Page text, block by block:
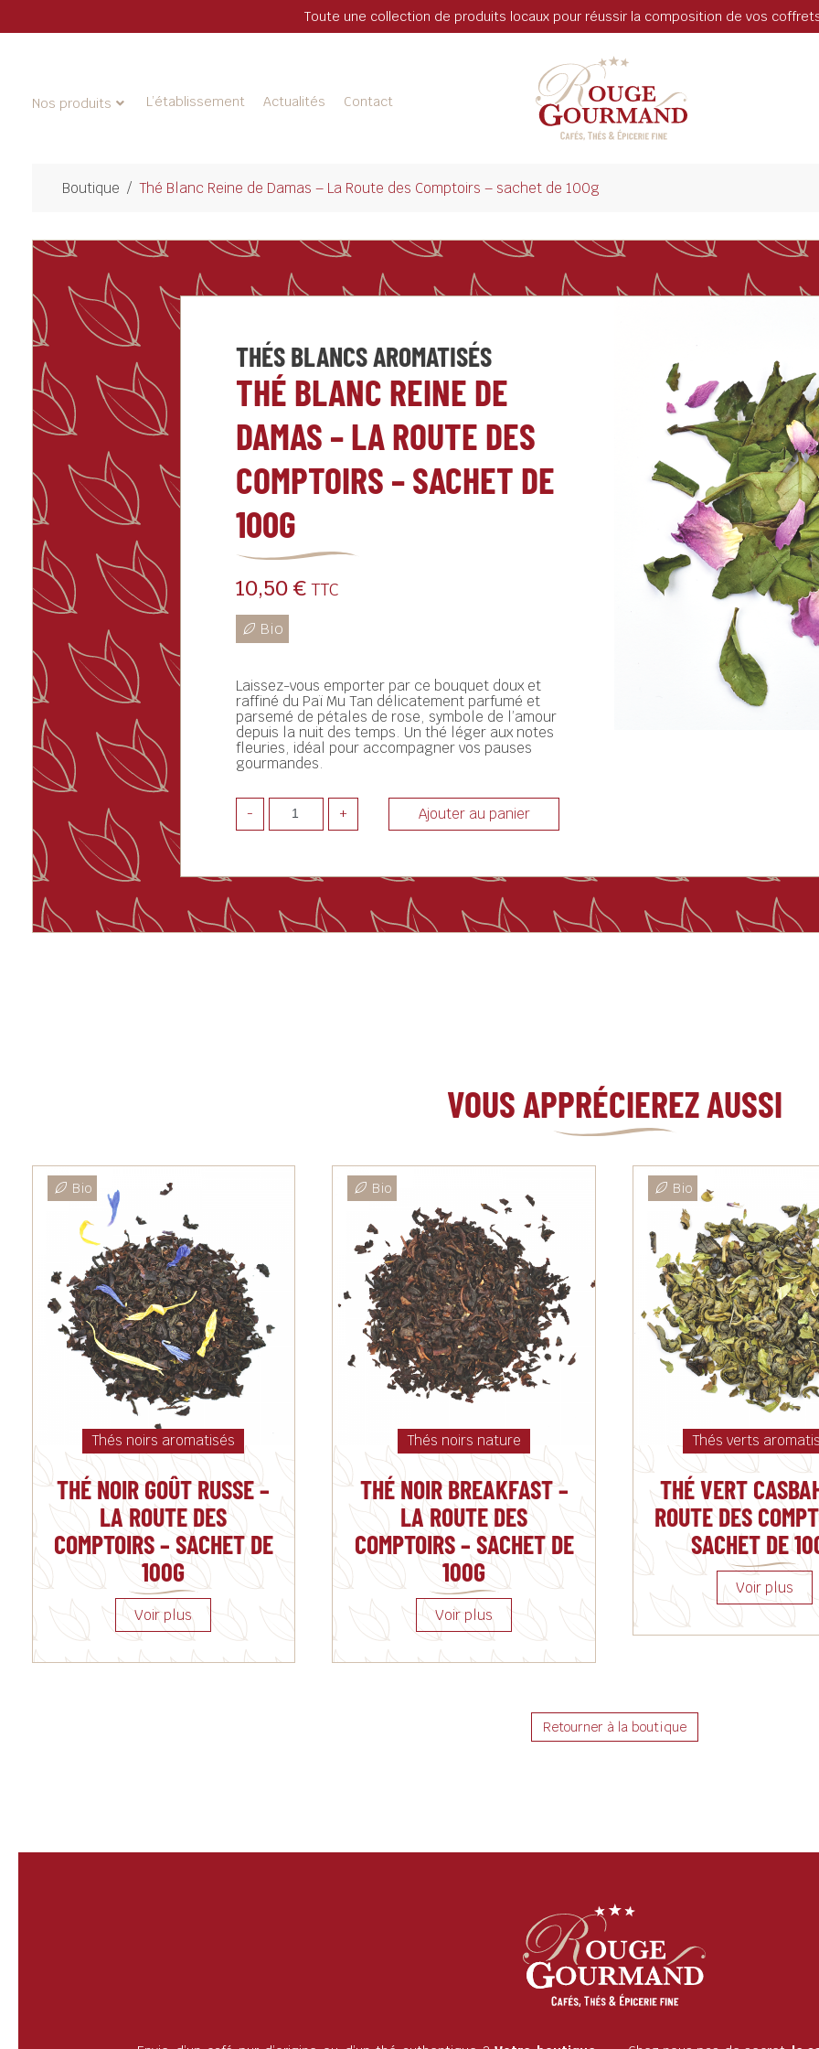
Toute une collection de produits locaux pour réussir la composition de vos
Nos produits L’établissement Actualités Contact
Boutique / Thé Blanc Reine de Damas – La Route des Comptoirs – sachet de 100g
THÉS BLANCS AROMATISÉS
THÉ BLANC REINE DE
DAMAS – LA ROUTE DES
COMPTOIRS – SACHET DE
100G
10,50 € TTC
Laissez-vous emporter par ce bouquet doux et
raffiné du Paï Mu Tan délicatement parfumé et
parsemé de pétales de rose, symbole de l’amour
depuis la nuit des temps. Un thé léger aux notes
fleuries, idéal pour accompagner vos pauses
gourmandes.
- + Ajouter au panier
VOUS APPRÉCIEREZ AUSSI
Bio
Thés noirs aromatisés
THÉ NOIR GOÛT RUSSE –
LA ROUTE DES
COMPTOIRS – SACHET DE
100G
Bio
Thés noirs nature
THÉ NOIR BREAKFAST –
LA ROUTE DES
COMPTOIRS – SACHET DE
100G
Bio
Thés verts
THÉ VERT
ROUTE DES
SACHET DE
Retourner à la boutique